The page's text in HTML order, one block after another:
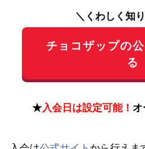
＼くわしく知
チョコザップの
る
★入会日は設定可能！